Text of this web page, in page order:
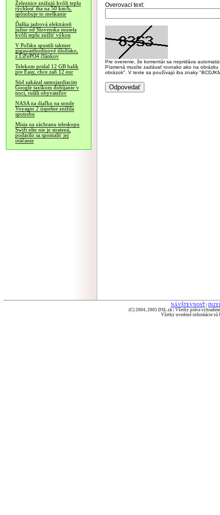
Železnice znižujú kvôli teplu
rýchlosť iba na 50 km/h,
spôsobuje to meškanie
Ďalšia jadrová elektráreň
južne od Slovenska musela
kvôli teplu znížiť výkon
V Poľsku spustili takmer
gigawatthodinové úložisko,
z LiFePO4 článkov
Telekom pridal 12 GB balík
pre Easy, chce zaň 12 eur
Súd zakázal samojazdiacim
Google taxíkom dobíjanie v
noci, rušili obyvateľov
NASA na diaľku na sonde
Voyager 2 úspešne znížila
spotrebu
Misia na záchranu teleskopu
Swift ešte nie je stratená,
podarilo sa spomaliť jej
otáčanie
Overovací text:
Pre overenie, že komentár sa nepridáva
Písmená musíte zadávať rovnako ako na
obrázok". V texte sa používajú iba znaky
NÁVŠTEVNOSŤ
(C) 2004, 2005 DSL.sk | Všetky práva
Všetky uvedené informácie sú